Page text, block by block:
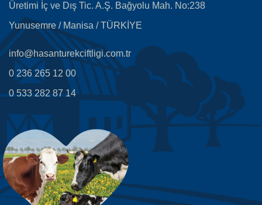
Üretimi İç ve Dış Tic. A.Ş. Bağyolu Mah. No:238
Yunusemre / Manisa / TÜRKİYE
info@hasanturekciftligi.com.tr
0 236 265 12 00
0 533 282 87 14